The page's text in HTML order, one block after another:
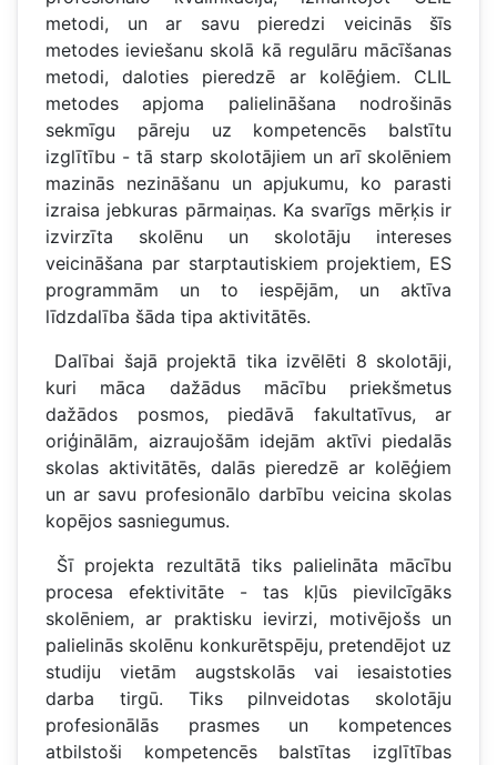
metodi, un ar savu pieredzi veicinās šīs
metodes ieviešanu skolā kā regulāru mācīšanas
metodi, daloties pieredzē ar kolēģiem. CLIL
metodes apjoma palielināšana nodrošinās
sekmīgu pāreju uz kompetencēs balstītu
izglītību - tā starp skolotājiem un arī skolēniem
mazinās nezināšanu un apjukumu, ko parasti
izraisa jebkuras pārmaiņas. Ka svarīgs mērķis ir
izvirzīta skolēnu un skolotāju intereses
veicināšana par starptautiskiem projektiem, ES
programmām un to iespējām, un aktīva
līdzdalība šāda tipa aktivitātēs.
Dalībai šajā projektā tika izvēlēti 8 skolotāji,
kuri māca dažādus mācību priekšmetus
dažādos posmos, piedāvā fakultatīvus, ar
oriģinālām, aizraujošām idejām aktīvi piedalās
skolas aktivitātēs, dalās pieredzē ar kolēģiem
un ar savu profesionālo darbību veicina skolas
kopējos sasniegumus.
Šī projekta rezultātā tiks palielināta mācību
procesa efektivitāte - tas kļūs pievilcīgāks
skolēniem, ar praktisku ievirzi, motivējošs un
palielinās skolēnu konkurētspēju, pretendējot uz
studiju vietām augstskolās vai iesaistoties
darba tirgū. Tiks pilnveidotas skolotāju
profesionālās prasmes un kompetences
atbilstoši kompetencēs balstītas izglītības